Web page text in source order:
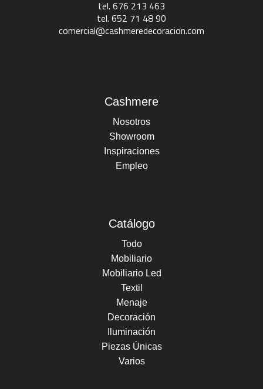
tel. 676 213 463
tel. 652 71 48 90
comercial@cashmeredecoracion.com
Cashmere
Nosotros
Showroom
Inspiraciones
Empleo
Catálogo
Todo
Mobiliario
Mobiliario Led
Textil
Menaje
Decoración
Iluminación
Piezas Únicas
Varios